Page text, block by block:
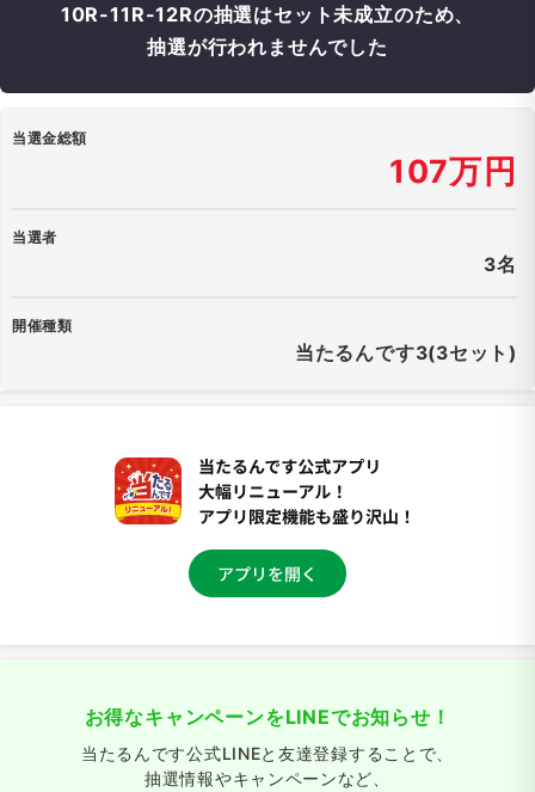
10R-11R-12Rの抽選はセット未成立のため、
抽選が行われませんでした
当選金総額
107万円
当選者
3名
開催種類
当たるんです3(3セット)
お得なキャンペーンをLINEでお知らせ！
当たるんです公式LINEと友達登録することで、
抽選情報やキャンペーンなど、